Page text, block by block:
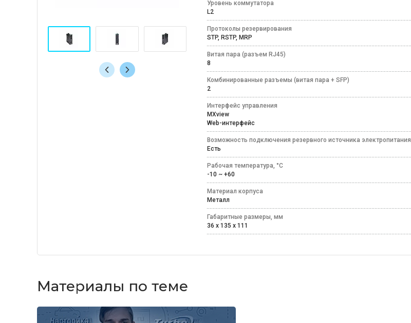
Уровень коммутатора
L2
Протоколы резервирования
STP, RSTP, MRP
Витая пара (разъем RJ45)
8
Комбинированные разъемы (витая пара + SFP)
2
Интерфейс управления
MXview
Web-интерфейс
Возможность подключения резервного источника электропитания
Есть
Рабочая температура, °C
-10 ~ +60
Материал корпуса
Металл
Габаритные размеры, мм
36 x 135 x 111
Материалы по теме